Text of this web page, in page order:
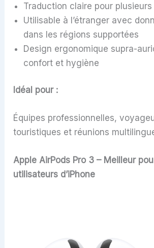
Traduction claire pour
Utilisable à l’étranger avec
dans les régions supportées
Design ergonomique supra-
confort et hygiène
Idéal pour :
Équipes professionnelles,
touristiques et réunions
Apple AirPods Pro 3 – Meilleur
utilisateurs d’iPhone